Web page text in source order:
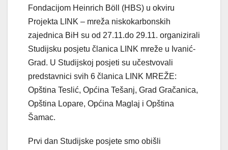
Fondacijom Heinrich Böll (HBS) u okviru
Projekta LINK – mreža niskokarbonskih
zajednica BiH su od 27.11.do 29.11. organizirali
Studijsku posjetu članica LINK mreže u Ivanić-
Grad. U Studijskoj posjeti su učestvovali
predstavnici svih 6 članica LINK MREŽE:
Opština Teslić, Općina Tešanj, Grad Gračanica,
Opština Lopare, Općina Maglaj i Opština
Šamac.
Prvi dan Studijske posjete smo obišli